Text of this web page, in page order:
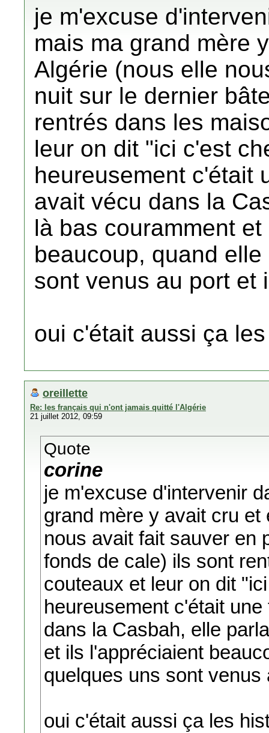
je m'excuse
mais ma grand mère
Algérie (nous elle
nuit sur le dernier
rentrés dans les
leur on dit "ici c'est
heureusement c'était
avait vécu dans la
là bas couramment
beaucoup, quand
sont venus au port et
oui c'était aussi ça
oreillette
Re: les français qui n'ont jamais quitté l'Algérie
21 juillet 2012, 09:59
Quote
corine
je m'excuse d'intervenir
grand mère y avait cru
nous avait fait sauver en
fonds de cale) ils sont
couteaux et leur on dit
heureusement c'était
dans la Casbah, elle
et ils l'appréciaient
quelques uns sont
oui c'était aussi ça les